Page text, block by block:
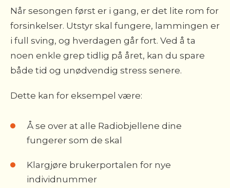
Når sesongen først er i gang, er det lite rom for
forsinkelser. Utstyr skal fungere, lammingen er
i full sving, og hverdagen går fort. Ved å ta
noen enkle grep tidlig på året, kan du spare
både tid og unødvendig stress senere.
Dette kan for eksempel være:
Å se over at alle Radiobjellene dine
fungerer som de skal
Klargjøre brukerportalen for nye
individnummer